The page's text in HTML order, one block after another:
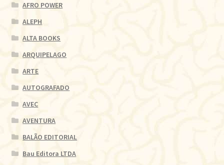
AFRO POWER
ALEPH
ALTA BOOKS
ARQUIPELAGO
ARTE
AUTOGRAFADO
AVEC
AVENTURA
BALÃO EDITORIAL
Bau Editora LTDA